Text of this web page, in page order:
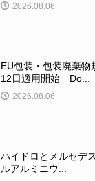
2026.08.06
EU包装・包装廃棄物
12日適用開始 Do...
2026.08.06
ハイドロとメルセデ
ルアルミニウ...